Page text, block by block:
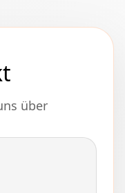
über